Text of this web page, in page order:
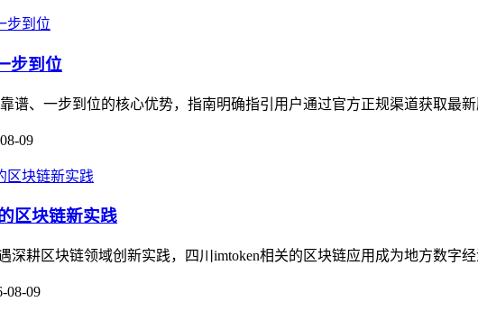
步到位
谱、一步到位的核心优势，指南明确指引用户通过官方正规渠道获取最
09
区块链新实践
耕区块链领域创新实践，四川imtoken相关的区块链应用成为地方数字
08-09